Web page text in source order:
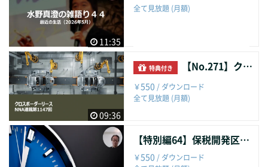
11:35
全て見放題 (月額)
09:36
特典付き 【No.271】クロスボーダーリース
￥550 / ダウンロード
全て見放題 (月額)
【特別編64】保税開発区の推移（2022年～2025年末）
￥550 / ダウンロード